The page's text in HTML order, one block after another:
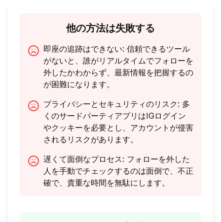
他の方法は失敗する
即座の追跡はできない: 信頼できるツール
がないと、誰がリアルタイムでフォローを
外したかわからず、最新情報を把握するの
が困難になります。
プライバシーとセキュリティのリスク: 多
くのサードパーティアプリはIGログイン
やクッキーを必要とし、アカウントが侵害
されるリスクがあります。
遅くて面倒なプロセス: フォローを外した
人を手動でチェックするのは面倒で、不正
確で、貴重な時間を無駄にします。